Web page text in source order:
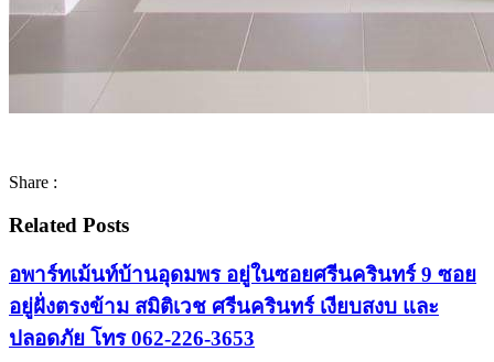
Share :
Related Posts
อพาร์ทเม้นท์บ้านอุดมพร อยู่ในซอยศรีนครินทร์ 9 ซอย
อยู่ฝั่งตรงข้าม สมิติเวช ศรีนครินทร์ เงียบสงบ และ
ปลอดภัย โทร 062-226-3653